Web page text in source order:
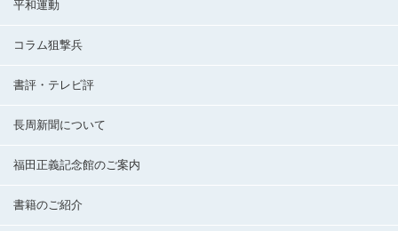
平和運動
コラム狙撃兵
書評・テレビ評
長周新聞について
福田正義記念館のご案内
書籍のご紹介